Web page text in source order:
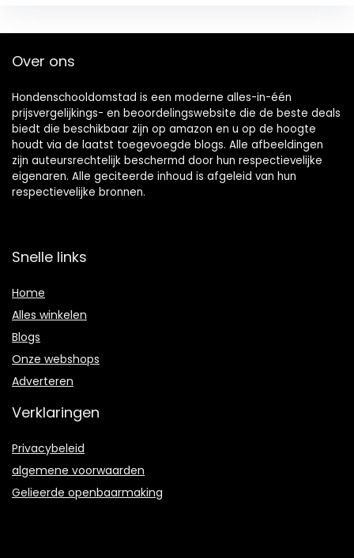
Over ons
Hondenschooldomstad is een moderne alles-in-één
prijsvergelijkings- en beoordelingswebsite die de beste deals
biedt die beschikbaar zijn op amazon en u op de hoogte
houdt via de laatst toegevoegde blogs. Alle afbeeldingen
zijn auteursrechtelijk beschermd door hun respectievelijke
eigenaren. Alle geciteerde inhoud is afgeleid van hun
respectievelijke bronnen.
Snelle links
Home
Alles winkelen
Blogs
Onze webshops
Adverteren
Verklaringen
Privacybeleid
algemene voorwaarden
Gelieerde openbaarmaking